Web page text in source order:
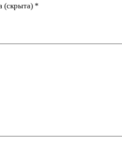
(скрыта) *